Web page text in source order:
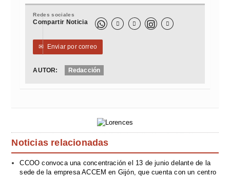
Redes sociales
Compartir Noticia   
✉ Enviar por correo
AUTOR: Redacción
Noticias relacionadas
CCOO convoca una concentración el 13 de junio delante de la
sede de la empresa ACCEM en Gijón, que cuenta con un centro